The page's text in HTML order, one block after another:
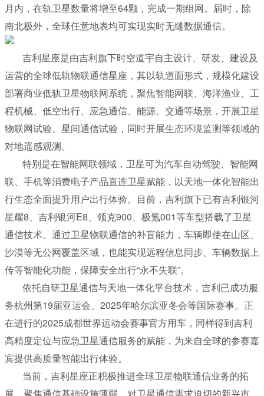
月内，在轨卫星数量将增至64颗，完成一期组网。届时，除
南北极外，全球任意地表均可实现实时无缝数据通信。
吉利星座是由吉利旗下时空道宇自主设计、研发、建设及
运营的全球低轨物联通信星座，其以轨道面形式，规模化建设
部署商业低轨卫星物联网系统，聚焦智能网联、海洋渔业、工
程机械、低空出行、应急通信、能源、交通等场景，开展卫星
物联网试验、星间通信试验，同时开展生态环境监测等领域的
对地遥感观测。
特别是在智能网联领域，卫星可为汽车自动驾驶、智能网
联、手机等消费电子产品直连卫星赋能，以天地一体化智能出
行生态全面提升用户出行体验。目前，吉利旗下已有吉利银河
星耀8、吉利银河E8、领克900、极氪001等车型搭载了卫星
通信技术。通过卫星物联通信的补盲能力，车辆即使在山区、
沙漠等无公网覆盖区域，也能实现远程信息同步、车辆数据上
传等智能化功能， 保障安全出行“永不失联”。
依托自研卫星通信与天地一体化平台技术，吉利已成功服
务杭州第19届亚运会、2025年哈尔滨亚冬会等国际赛事。正
在进行的2025成都世界运动会赛事官方用车，同样得到吉利
高精度定位与应急卫星通信服务的赋能，为来自全球的参赛嘉
宾提供高质量智能出行体验。
当前，吉利星座正积极推进全球卫星物联通信业务的拓
展，聚焦通信基础设施薄弱、对卫星通信需求迫切的新兴市